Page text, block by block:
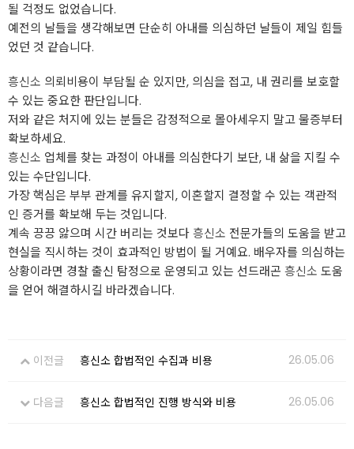
될 걱정도 없었습니다.
예전의 날들을 생각해보면 단순히 아내를 의심하던 날들이 제일 힘들
었던 것 같습니다.
흥신소 의뢰비용이 부담될 순 있지만, 의심을 접고, 내 권리를 보호할
수 있는 중요한 판단입니다.
저와 같은 처지에 있는 분들은 감정적으로 몰아세우지 말고 물증부터
확보하세요.
흥신소 업체를 찾는 과정이 아내를 의심한다기 보단, 내 삶을 지킬 수
있는 수단입니다.
가장 핵심은 부부 관계를 유지할지, 이혼할지 결정할 수 있는 객관적
인 증거를 확보해 두는 것입니다.
계속 끙끙 앓으며 시간 버리는 것보다흥신소 전문가들의 도움을 받고
현실을 직시하는 것이 효과적인 방법이 될 거예요. 배우자를 의심하는
상황이라면 경찰 출신 탐정으로 운영되고 있는 선드래곤 흥신소 도움
을 얻어 해결하시길 바라겠습니다.
이전글 흥신소 합법적인 수집과 비용 26.05.06
다음글 흥신소 합법적인 진행 방식와 비용 26.05.06